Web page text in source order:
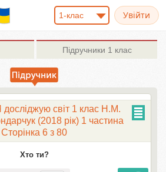
1-клас
Підручники 1 клас
досліджую світ 1 клас Н.М.
(2018 рік) 1 частина
Сторінка 6 з 80
Хто ти?